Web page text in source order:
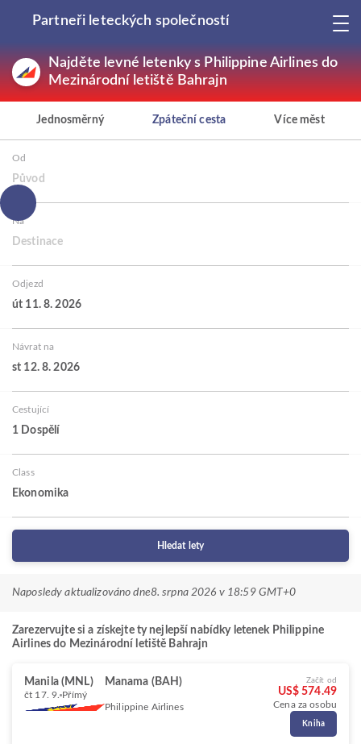
Partneři leteckých společností
Najděte levné letenky s Philippine Airlines do
Mezinárodní letiště Bahrajn
Jednosměrný Zpáteční cesta Více měst
Od
Původ
Na
Destinace
Odjezd
út 11. 8. 2026
Návrat na
st 12. 8. 2026
Cestující
1 Dospělí
Class
Ekonomika
Hledat lety
Naposledy aktualizováno dne8. srpna 2026 v 18:59 GMT+0
Zarezervujte si a získejte ty nejlepší nabídky letenek Philippine
Airlines do Mezinárodní letiště Bahrajn
Manila (MNL) Manama (BAH)
čt 17. 9. Přímý
Philippine Airlines
Začít od
US$ 574.49
Cena za osobu
Kniha